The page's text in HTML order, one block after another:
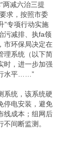
减六治三提
求，按照市委
”专项行动实施
污减排、执fa领
市环保局决定在
理系统（以下简
时，进一步加强
水平……”
统，该系统硬
停电安装，避免
线成本；组网后
间断监测。